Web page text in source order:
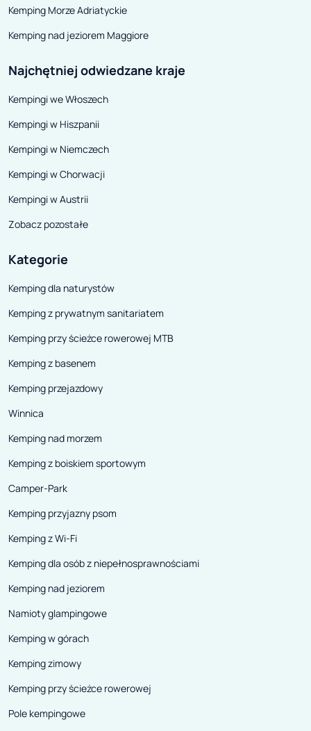
Kemping Morze Adriatyckie
Kemping nad jeziorem Maggiore
Najchętniej odwiedzane kraje
Kempingi we Włoszech
Kempingi w Hiszpanii
Kempingi w Niemczech
Kempingi w Chorwacji
Kempingi w Austrii
Zobacz pozostałe
Kategorie
Kemping dla naturystów
Kemping z prywatnym sanitariatem
Kemping przy ścieżce rowerowej MTB
Kemping z basenem
Kemping przejazdowy
Winnica
Kemping nad morzem
Kemping z boiskiem sportowym
Camper-Park
Kemping przyjazny psom
Kemping z Wi-Fi
Kemping dla osób z niepełnosprawnościami
Kemping nad jeziorem
Namioty glampingowe
Kemping w górach
Kemping zimowy
Kemping przy ścieżce rowerowej
Pole kempingowe